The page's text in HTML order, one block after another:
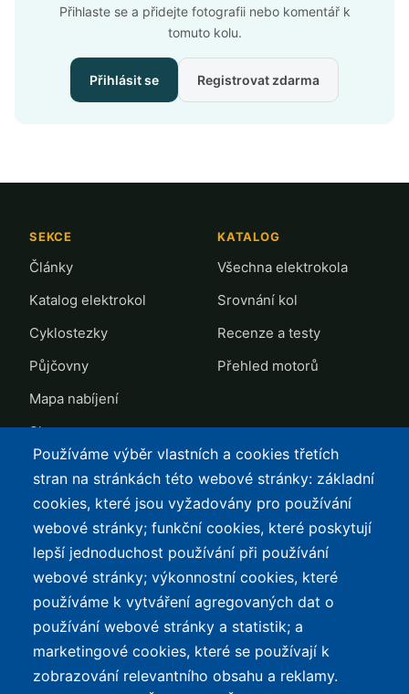
Přihlaste se a přidejte fotografii nebo komentář k
tomuto kolu.
Přihlásit se Registrovat zdarma
SEKCE
Články
Katalog elektrokol
Cyklostezky
Půjčovny
Mapa nabíjení
Slevy
KATALOG
Všechna elektrokola
Srovnání kol
Recenze a testy
Přehled motorů
TOP LISTY Z DAT
Přehled top listů
Nejlehčí elektrokola
Největší dojezd
Nejlevnější s Bosch CX
Největší poklesy cen
Nejlepší poměr
SERVIS
Kontakt
Podmínky užívání a
ochrana osobních údajů
e-Biker Point
Mapa stránek
Používáme výběr vlastních a cookies třetích
stran na stránkách této webové stránky: základní
cookies, které jsou vyžadovány pro používání
webové stránky; funkční cookies, které poskytují
lepší jednoduchost používání při používání
webové stránky; výkonnostní cookies, které
používáme k vytváření agregovaných dat o
používání webové stránky a statistik; a
marketingové cookies, které se používají k
zobrazování relevantního obsahu a reklamy.